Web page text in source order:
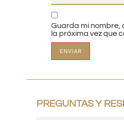
Guarda mi nombre,
la próxima vez que
PREGUNTAS Y